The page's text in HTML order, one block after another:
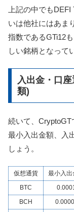
上記の中でも
いは他社にはあま
指数であるGTi12
しい銘柄となって
入出金・口
類)
続いて、CryptoGT
最小入出金額、入
しょう。
仮想通貨 最小入出
BTC
BCH